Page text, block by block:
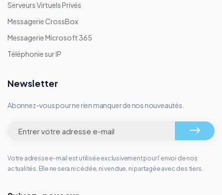
Serveurs Virtuels Privés
Messagerie CrossBox
Messagerie Microsoft 365
Téléphonie sur IP
Newsletter
Abonnez-vous pour ne rien manquer de nos nouveautés.
Votre adresse e-mail est utilisée exclusivement pour l’envoi de nos
actualités. Elle ne sera ni cédée, ni vendue, ni partagée avec des tiers.